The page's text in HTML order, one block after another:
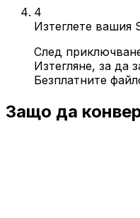
4
Изтеглете вашия
След
Изтегляне, за да
Безплатните
Защо да